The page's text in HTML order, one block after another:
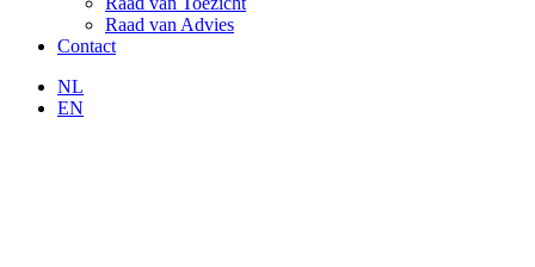
Raad van Advies
Contact
NL
EN